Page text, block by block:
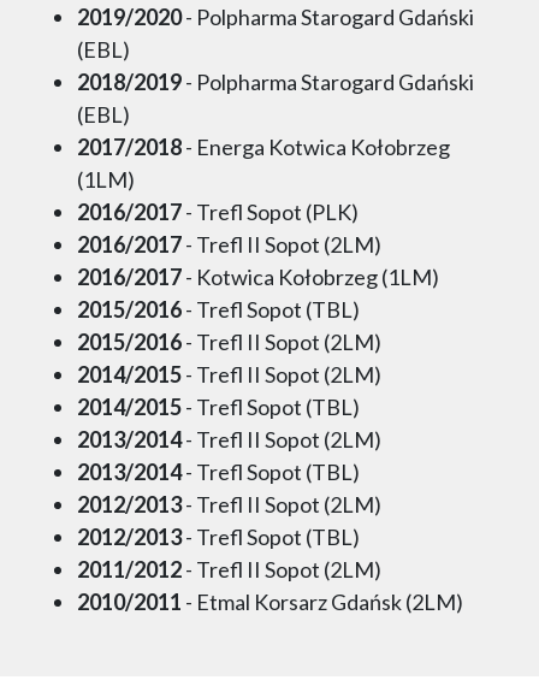
2019/2020- Polpharma Starogard Gdański
(EBL)
2018/2019- Polpharma Starogard Gdański
(EBL)
2017/2018- Energa Kotwica Kołobrzeg
(1LM)
2016/2017- Trefl Sopot (PLK)
2016/2017- Trefl II Sopot (2LM)
2016/2017- Kotwica Kołobrzeg (1LM)
2015/2016- Trefl Sopot (TBL)
2015/2016- Trefl II Sopot (2LM)
2014/2015- Trefl II Sopot (2LM)
2014/2015- Trefl Sopot (TBL)
2013/2014- Trefl II Sopot (2LM)
2013/2014- Trefl Sopot (TBL)
2012/2013- Trefl II Sopot (2LM)
2012/2013- Trefl Sopot (TBL)
2011/2012- Trefl II Sopot (2LM)
2010/2011 - Etmal Korsarz Gdańsk (2LM)